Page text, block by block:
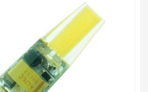
что искали, потратив на это минимум
отвечает требованиям
с проверенными
продаем товар от давно
себя брендов.
в любой город – несколько
можете выбрать наиболее